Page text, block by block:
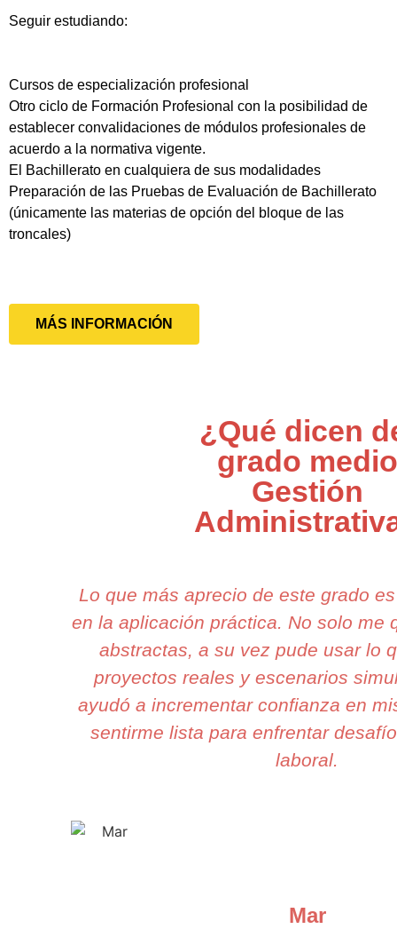
Seguir estudiando:
Cursos de especialización profesional
Otro ciclo de Formación Profesional con la posibilidad de
establecer convalidaciones de módulos profesionales de
acuerdo a la normativa vigente.
El Bachillerato en cualquiera de sus modalidades
Preparación de las Pruebas de Evaluación de Bachillerato
(únicamente las materias de opción del bloque de las
troncales)
MÁS INFORMACIÓN
¿Qué dicen
grado medio
Gestión
Lo que más aprecio de este grado
en la aplicación práctica. No solo me
abstractas, a su vez pude usar lo
proyectos reales y escenarios
ayudó a incrementar confianza en
sentirme lista para enfrentar
laboral.
Mar